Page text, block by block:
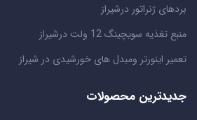
بردهای ژنراتور درشیراز
منبع تغذیه سویچینگ 12 ولت درشیراز
تعمیر اینورتر ومبدل های خورشیدی در شیراز
جدیدترین محصولات